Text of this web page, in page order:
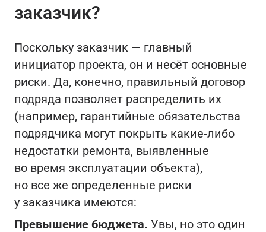
заказчик?
Поскольку заказчик — главный
инициатор проекта, он и несёт основные
риски. Да, конечно, правильный договор
подряда позволяет распределить их
(например, гарантийные обязательства
подрядчика могут покрыть какие-либо
недостатки ремонта, выявленные
во время эксплуатации объекта),
но все же определенные риски
у заказчика имеются:
Превышение бюджета. Увы, но это один